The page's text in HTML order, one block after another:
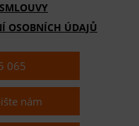
OSOBNÍCH ÚDAJŮ
065
nám